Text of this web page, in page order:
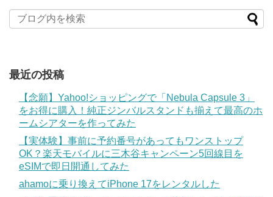
最近の投稿
【念願】Yahoo!ショッピングで「Nebula Capsule 3」
をお得に購入！純正ジンバルスタンドも揃えて最高のホ
ームシアターを作ってみた
【実体験】事前に予約番号があってもワンストップ
OK？楽天モバイルに三木谷キャンペーン5回線目を
eSIMで即日開通してみた
ahamoに乗り換えてiPhone 17をレンタルした